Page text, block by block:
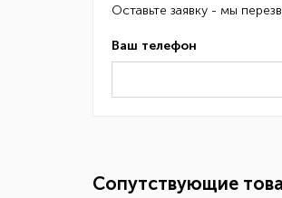
Оставьте заявку - мы
Ваш телефон
Сопутствующие